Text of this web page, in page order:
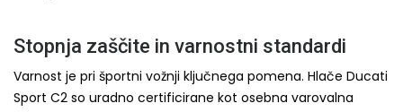
Stopnja zaščite in varnostni standardi
Varnost je pri športni vožnji ključnega pomena. Hlače Ducati
Sport C2 so uradno certificirane kot osebna varovalna